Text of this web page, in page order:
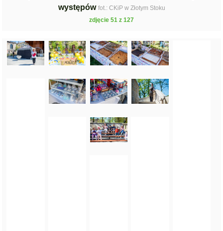
występów fot.: CKiP w Złotym Stoku
zdjęcie 51 z 127